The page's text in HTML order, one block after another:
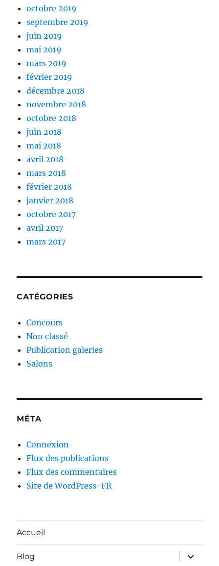
octobre 2019
septembre 2019
juin 2019
mai 2019
mars 2019
février 2019
décembre 2018
novembre 2018
octobre 2018
juin 2018
mai 2018
avril 2018
mars 2018
février 2018
janvier 2018
octobre 2017
avril 2017
mars 2017
CATÉGORIES
Concours
Non classé
Publication galeries
Salons
MÉTA
Connexion
Flux des publications
Flux des commentaires
Site de WordPress-FR
Accueil
Blog
ouvrir
le